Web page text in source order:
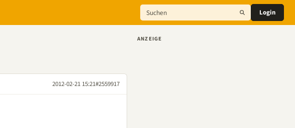
Login
2012-02-21 15:21#2559917
ANZEIGE